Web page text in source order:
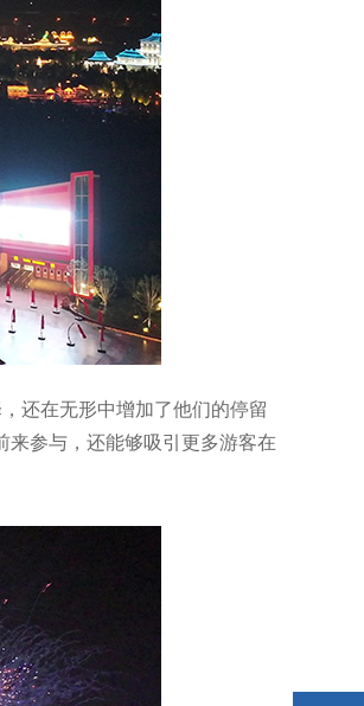
还在无形中增加了他们的停留
参与，还能够吸引更多游客在